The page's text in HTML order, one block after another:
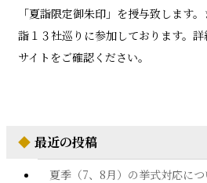
「夏詣限定御朱印」を授与致します
詣１３社巡りに参加しております。
サイトをご確認ください。
◆ 最近の投稿
夏季（7、8月）の挙式対応につ